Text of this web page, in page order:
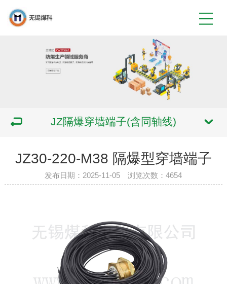
JZ隔爆穿墙端子(含同轴线)
JZ30-220-M38 隔爆型穿墙端子
发布日期：2025-11-05 浏览次数：4654